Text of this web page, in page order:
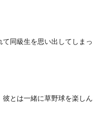
同級生を思い出してしまっ
彼とは一緒に草野球を楽しん